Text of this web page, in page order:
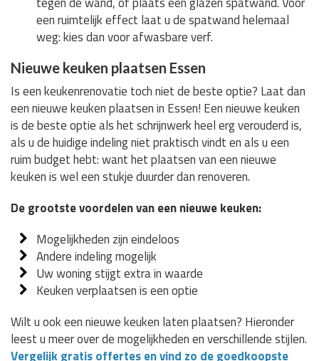
een ruimtelijk effect laat u de spatwand helemaal
weg: kies dan voor afwasbare verf.
Nieuwe keuken plaatsen Essen
Is een keukenrenovatie toch niet de beste optie? Laat dan
een nieuwe keuken plaatsen in Essen! Een nieuwe keuken
is de beste optie als het schrijnwerk heel erg verouderd is,
als u de huidige indeling niet praktisch vindt en als u een
ruim budget hebt: want het plaatsen van een nieuwe
keuken is wel een stukje duurder dan renoveren.
De grootste voordelen van een nieuwe keuken:
Mogelijkheden zijn eindeloos
Andere indeling mogelijk
Uw woning stijgt extra in waarde
Keuken verplaatsen is een optie
Wilt u ook een nieuwe keuken laten plaatsen? Hieronder
leest u meer over de mogelijkheden en verschillende stijlen.
Vergelijk gratis offertes en vind zo de goedkoopste